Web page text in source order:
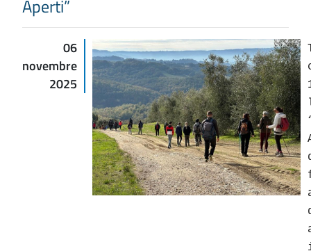
Aperti”
06
novembre
2025